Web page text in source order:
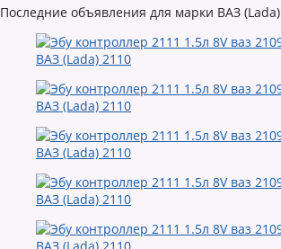
Последние объявления для марки ВАЗ (Lada)